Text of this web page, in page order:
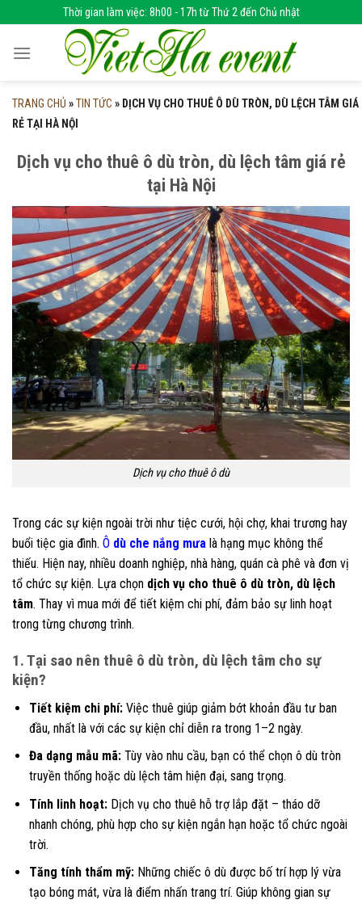
to
content
Thời gian làm việc: 8h00 - 17h từ Thứ 2 đến Chủ nhật
TRANG CHỦ »TIN TỨC » DỊCH VỤ CHO THUÊ Ô DÙ TRÒN, DÙ LỆCH TÂM GIÁ
RẺ TẠI HÀ NỘI
Dịch vụ cho thuê ô dù tròn, dù lệch tâm giá rẻ
tại Hà Nội
Dịch vụ cho thuê ô dù
Trong các sự kiện ngoài trời như tiệc cưới, hội chợ, khai trương hay
buổi tiệc gia đình. Ô dù che nắng mưa là hạng mục không thể
thiếu. Hiện nay, nhiều doanh nghiệp, nhà hàng, quán cà phê và đơn vị
tổ chức sự kiện. Lựa chọn dịch vụ cho thuê ô dù tròn, dù lệch
tâm. Thay vì mua mới để tiết kiệm chi phí, đảm bảo sự linh hoạt
trong từng chương trình.
1. Tại sao nên thuê ô dù tròn, dù lệch tâm cho sự
kiện?
Tiết kiệm chi phí:Việc thuê giúp giảm bớt khoản đầu tư ban
đầu, nhất là với các sự kiện chỉ diễn ra trong 1–2 ngày.
Đa dạng mẫu mã:Tùy vào nhu cầu, bạn có thể chọn ô dù tròn
truyền thống hoặc dù lệch tâm hiện đại, sang trọng.
Tính linh hoạt:Dịch vụ cho thuê hỗ trợ lắp đặt – tháo dỡ
nhanh chóng, phù hợp cho sự kiện ngắn hạn hoặc tổ chức ngoài
trời.
Tăng tính thẩm mỹ:Những chiếc ô dù được bố trí hợp lý vừa
tạo bóng mát, vừa là điểm nhấn trang trí. Giúp không gian sự